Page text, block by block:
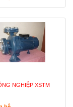
NGHIỆP XSTM